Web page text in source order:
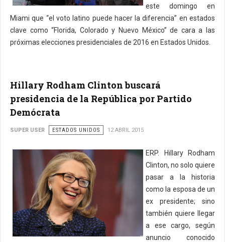
este domingo en
Miami que “el voto latino puede hacer la diferencia” en estados
clave como “Florida, Colorado y Nuevo México” de cara a las
próximas elecciones presidenciales de 2016 en Estados Unidos.
Hillary Rodham Clinton buscará
presidencia de la República por Partido
Demócrata
SUPER USER ESTADOS UNIDOS 12 ABRIL 2015
ERP. Hillary Rodham
Clinton, no solo quiere
pasar a la historia
como la esposa de un
ex presidente; sino
también quiere llegar
a ese cargo, según
anuncio conocido